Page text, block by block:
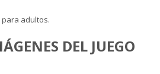
adultos.
DEL JUEGO